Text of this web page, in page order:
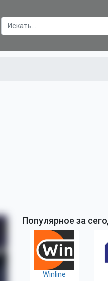
Популярное за
Winline